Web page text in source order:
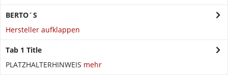
BERTO´S
Hersteller aufklappen
Tab 1 Title
PLATZHALTERHINWEIS mehr